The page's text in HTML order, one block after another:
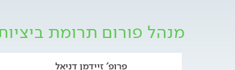
מנהל פורום תרומת
פרופ' זיידמן דניאל